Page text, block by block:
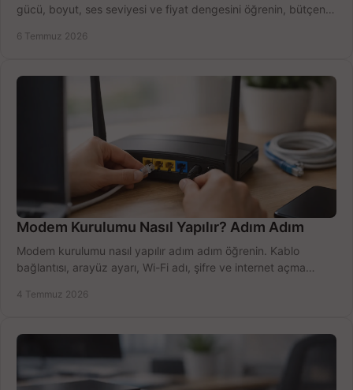
gücü, boyut, ses seviyesi ve fiyat dengesini öğrenin, bütçenizi
6 Temmuz 2026
Modem Kurulumu Nasıl Yapılır? Adım Adım
Modem kurulumu nasıl yapılır adım adım öğrenin. Kablo
bağlantısı, arayüz ayarı, Wi-Fi adı, şifre ve internet açma
4 Temmuz 2026